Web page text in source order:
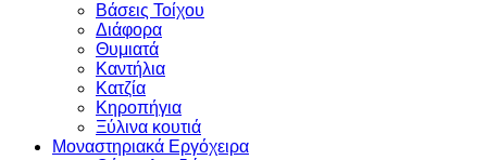
Βάσεις Τοίχου
Διάφορα
Θυμιατά
Καντήλια
Κατζία
Κηροπήγια
Ξύλινα κουτιά
Μοναστηριακά Εργόχειρα